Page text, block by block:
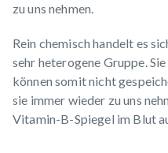
zu uns nehmen.
Rein chemisch handelt es
sehr heterogene Gruppe.
können somit nicht
sie immer wieder zu uns
Vitamin-B-Spiegel im Blut